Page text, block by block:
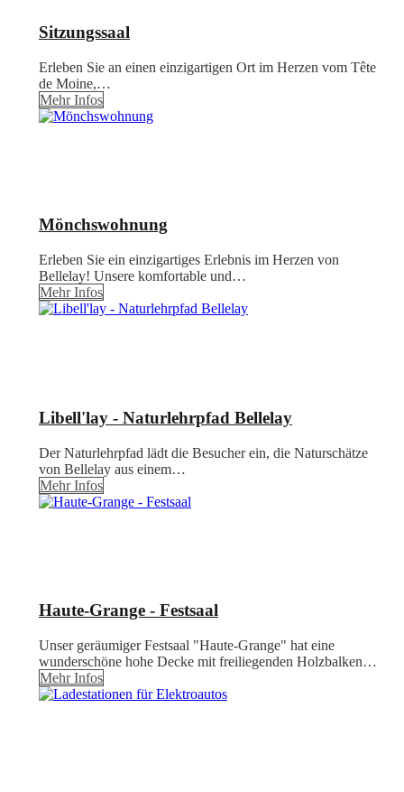
Sitzungssaal
Erleben Sie an einen einzigartigen Ort im Herzen vom Tête
de Moine,…
Mehr Infos
Mönchswohnung
Erleben Sie ein einzigartiges Erlebnis im Herzen von
Bellelay! Unsere komfortable und…
Mehr Infos
Libell'lay - Naturlehrpfad Bellelay
Der Naturlehrpfad lädt die Besucher ein, die Naturschätze
von Bellelay aus einem…
Mehr Infos
Haute-Grange - Festsaal
Unser geräumiger Festsaal "Haute-Grange" hat eine
wunderschöne hohe Decke mit freiliegenden Holzbalken…
Mehr Infos